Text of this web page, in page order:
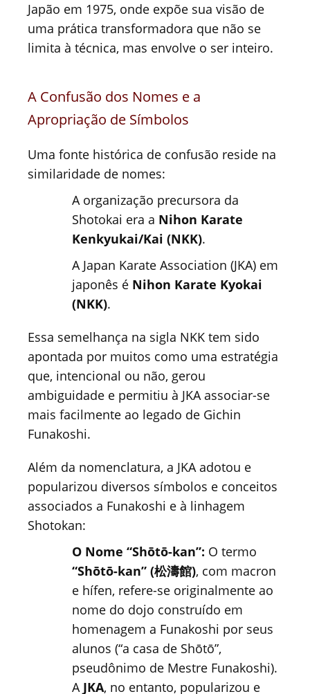
Japão em 1975, onde expõe sua visão de
uma prática transformadora que não se
limita à técnica, mas envolve o ser inteiro.
A Confusão dos Nomes e a
Apropriação de Símbolos
Uma fonte histórica de confusão reside na
similaridade de nomes:
A organização precursora da
Shotokai era a Nihon Karate
Kenkyukai/Kai (NKK).
A Japan Karate Association (JKA) em
japonês é Nihon Karate Kyokai
(NKK).
Essa semelhança na sigla NKK tem sido
apontada por muitos como uma estratégia
que, intencional ou não, gerou
ambiguidade e permitiu à JKA associar-se
mais facilmente ao legado de Gichin
Funakoshi.
Além da nomenclatura, a JKA adotou e
popularizou diversos símbolos e conceitos
associados a Funakoshi e à linhagem
Shotokan:
O Nome “Shōtō-kan”: O termo
“Shōtō-kan” (松濤館), com macron
e hífen, refere-se originalmente ao
nome do dojo construído em
homenagem a Funakoshi por seus
alunos (“a casa de Shōtō”,
pseudônimo de Mestre Funakoshi).
A JKA, no entanto, popularizou e